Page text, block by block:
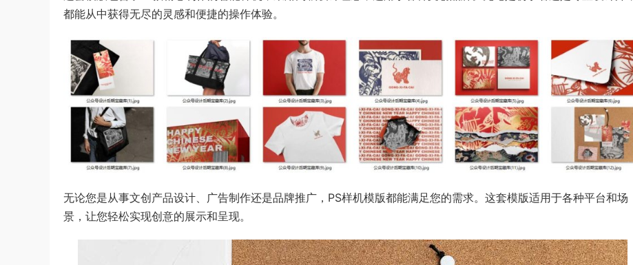
都能从中获得无尽的灵感和便捷的操作体验。
无论您是从事文创产品设计、广告制作还是品牌推广，PS样机模版都能满足您的需求。这套模版适用于各种平台和场
景，让您轻松实现创意的展示和呈现。